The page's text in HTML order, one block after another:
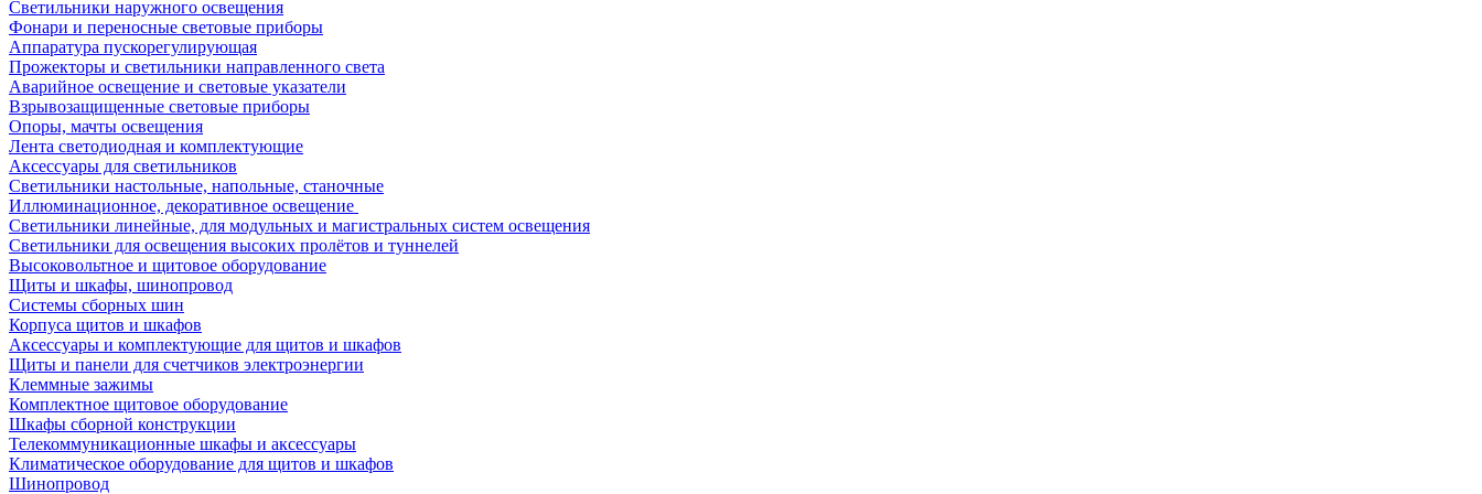
Светильники наружного освещения
Фонари и переносные световые приборы
Аппаратура пускорегулирующая
Прожекторы и светильники направленного света
Аварийное освещение и световые указатели
Взрывозащищенные световые приборы
Опоры, мачты освещения
Лента светодиодная и комплектующие
Аксессуары для светильников
Светильники настольные, напольные, станочные
Иллюминационное, декоративное освещение
Светильники линейные, для модульных и магистральных систем освещения
Светильники для освещения высоких пролётов и туннелей
Высоковольтное и щитовое оборудование
Щиты и шкафы, шинопровод
Системы сборных шин
Корпуса щитов и шкафов
Аксессуары и комплектующие для щитов и шкафов
Щиты и панели для счетчиков электроэнергии
Клеммные зажимы
Комплектное щитовое оборудование
Шкафы сборной конструкции
Телекоммуникационные шкафы и аксессуары
Климатическое оборудование для щитов и шкафов
Шинопровод